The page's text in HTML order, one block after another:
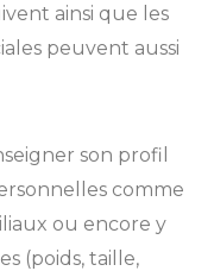
ainsi que les
peuvent aussi
son profil
comme
ou encore y
(poids, taille,